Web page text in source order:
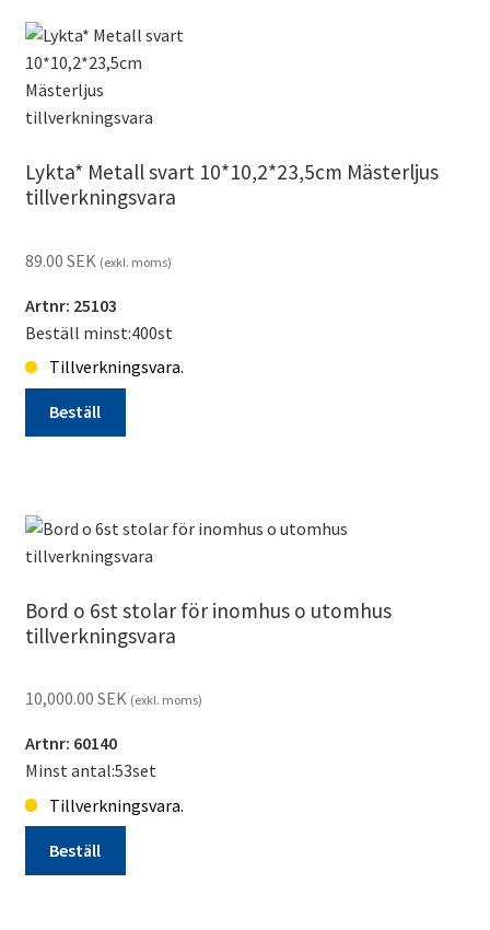
Ny
Mästerljus
tillverkningsvara
mängd
Lykta* Metall svart 10*10,2*23,5cm Mästerljus
tillverkningsvara
89.00 SEK (exkl. moms)
Artnr: 25103
Beställ minst:400st
Tillverkningsvara.
Beställ
10*10,2*23,5cm
Mästerljus
mängd
Bord o 6st stolar för inomhus o utomhus
tillverkningsvara
10,000.00 SEK (exkl. moms)
Artnr: 60140
Minst antal:53set
Tillverkningsvara.
Beställ